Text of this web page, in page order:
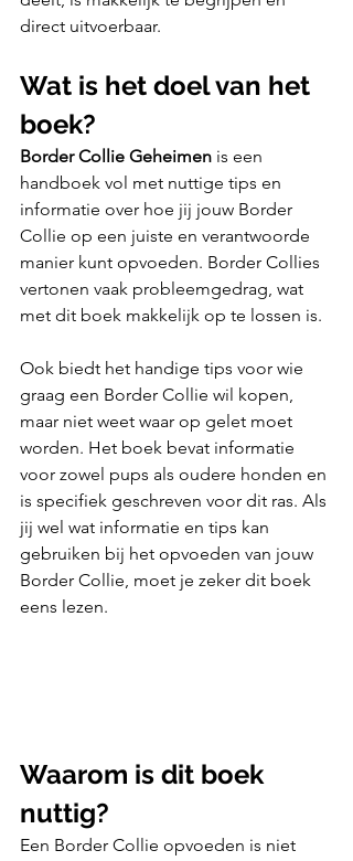
direct uitvoerbaar.
Wat is het doel van het
boek?
Border Collie Geheimen is een
handboek vol met nuttige tips en
informatie over hoe jij jouw Border
Collie op een juiste en verantwoorde
manier kunt opvoeden. Border Collies
vertonen vaak probleemgedrag, wat
met dit boek makkelijk op te lossen is.
Ook biedt het handige tips voor wie
graag een Border Collie wil kopen,
maar niet weet waar op gelet moet
worden. Het boek bevat informatie
voor zowel pups als oudere honden en
is specifiek geschreven voor dit ras. Als
jij wel wat informatie en tips kan
gebruiken bij het opvoeden van jouw
Border Collie, moet je zeker dit boek
eens lezen.
Waarom is dit boek
nuttig?
Een Border Collie opvoeden is niet